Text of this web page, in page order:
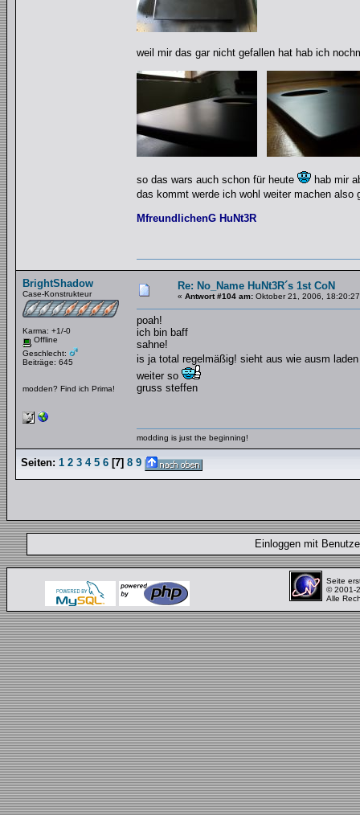
weil mir das gar nicht gefallen hat hab ich
so das wars auch schon für heute
hab mir
das kommt werde ich wohl weiter machen also
MfreundlichenG HuNt3R
BrightShadow
Case-Konstrukteur
Karma: +1/-0
Offline
Geschlecht:
Beiträge: 645
modden? Find ich Prima!
Re: No_Name HuNt3R´s 1st CoN
« Antwort #104 am: Oktober 21, 2006,
poah!
ich bin baff
sahne!
is ja total regelmäßig! sieht aus wie ausm
weiter so
gruss steffen
modding is just the beginning!
Seiten: 1 2 3 4 5 6 [7] 8 9
Einloggen mit
Seite
© 2001-
Alle